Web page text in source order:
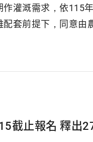
灌溉需求，依115
套前提下，同意由
截止報名 釋出